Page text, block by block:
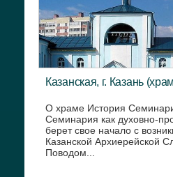
Казанская, г. Казань
О храме История
Семинария как духовно-
берет свое начало с
Казанской Архиерейской
Поводом...